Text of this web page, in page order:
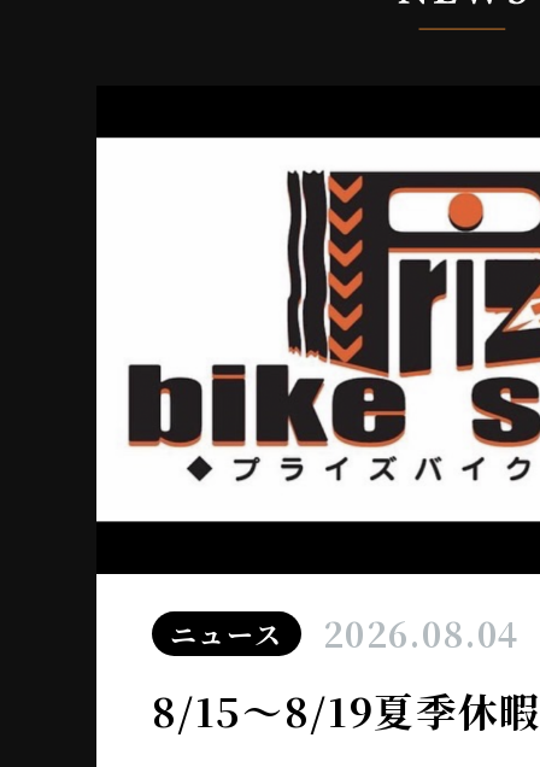
ニュース 2026.08.04
8/15～8/19夏季休